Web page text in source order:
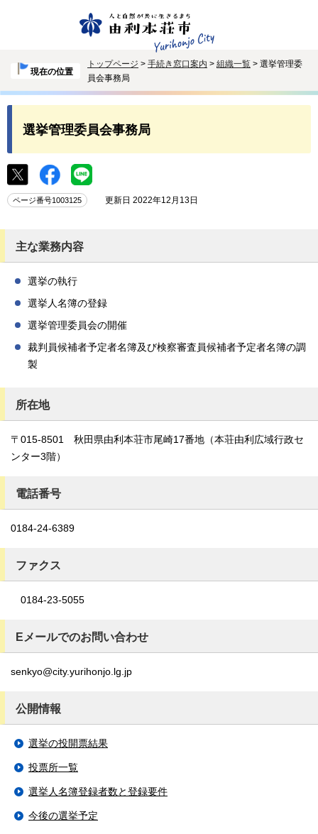
現在の位置
トップページ > 手続き窓口案内 > 組織一覧 > 選挙管理委
員会事務局
選挙管理委員会事務局
ページ番号1003125 更新日 2022年12月13日
主な業務内容
選挙の執行
選挙人名簿の登録
選挙管理委員会の開催
裁判員候補者予定者名簿及び検察審査員候補者予定者名簿の調
製
所在地
〒015-8501 秋田県由利本荘市尾崎17番地（本荘由利広域行政セ
ンター3階）
電話番号
0184-24-6389
ファクス
0184-23-5055
Eメールでのお問い合わせ
senkyo@city.yurihonjo.lg.jp
公開情報
選挙の投開票結果
投票所一覧
選挙人名簿登録者数と登録要件
今後の選挙予定